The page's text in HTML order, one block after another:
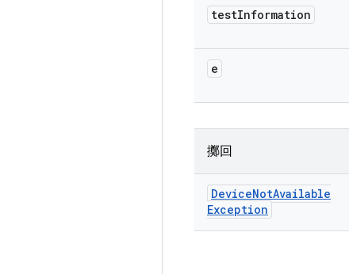
testInformation
e
擲回
DeviceNotAvailable
Exception